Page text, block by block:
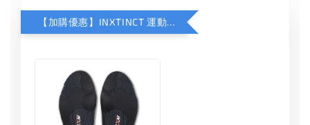
【加購優惠】INXTINCT 運動款鞋墊